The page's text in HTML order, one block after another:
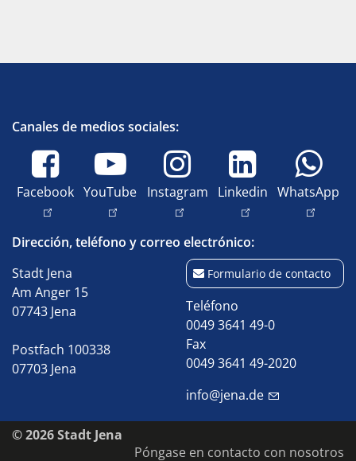
Canales de medios sociales:
Facebook YouTube Instagram Linkedin WhatsApp
Dirección, teléfono y correo electrónico:
Stadt Jena
Am Anger 15
07743 Jena
Postfach 100338
07703 Jena
Formulario de contacto
Teléfono
0049 3641 49-0
Fax
0049 3641 49-2020
info@jena.de
© 2026 Stadt Jena
Póngase en contacto con nosotros